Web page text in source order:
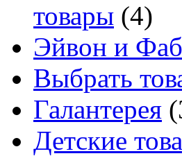
товары (4)
Эйвон и
Выбрать
Галантерея
Детские